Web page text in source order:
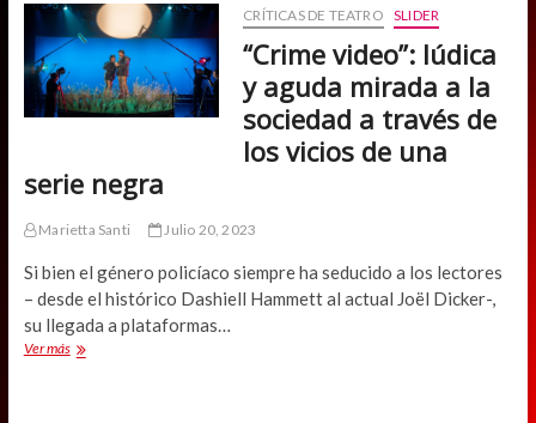
CHILENA
CON
ELENCO
TRANSGÉNERO
Y
NO
CRÍTICAS DE TEATRO SLIDER
“Crime video”: lúdica
y aguda mirada a la
sociedad a través de
los vicios de una
serie negra
Marietta Santi Julio 20, 2023
Si bien el género policíaco siempre ha seducido a los lectores
– desde el histórico Dashiell Hammett al actual Joël Dicker-,
su llegada a plataformas…
Ver más“Crime